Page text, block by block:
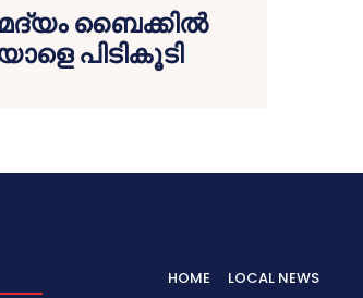
മദ്യം ബൈക്കില്‍
പിടികൂടി
HOME
LOCAL NEWS